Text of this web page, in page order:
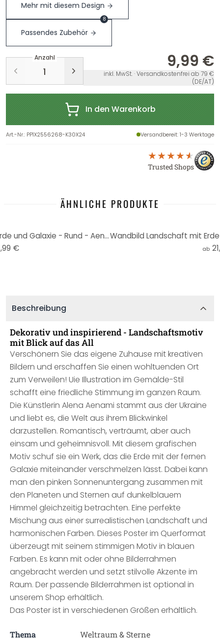
Mehr mit diesem Design
Passendes Zubehör
8
Anzahl 9,99 €
inkl. MwSt. · Versandkostenfrei ab 79 €
(DE/AT)
In den Warenkorb
Art.-Nr.: PP1X2556268-K30X24 Versandbereit: 1-3 Werktage
Trusted Shops
ÄHNLICHE PRODUKTE
Wandtattoo Landschaft mit Erde und Galaxie - Rund - Aenami
€
ab
Beschreibung
Dekorativ und inspirierend - Landschaftsmotiv
mit Blick auf das All
Verschönern Sie das eigene Zuhause mit kreativen
Bildern und erschaffen Sie einen wohltuenden Ort
zum Verweilen! Uie Illustration im Gemälde-Stil
schafft eine friedliche Stimmung im ganzen Raum.
Die Künstlerin Alena Aenami stammt aus der Ukraine
und liebt es, die Welt aus ihrem Blickwinkel
darzustellen. Romantisch, verträumt, aber auch
einsam und geheimnisvoll. Mit diesem grafischen
Motiv schuf sie ein Werk, das die Erde mit der fernen
Galaxie miteinander verschmelzen lässt. Dabei kann
man den pinken Sonnenuntergang zusammen mit
den Planeten und Sternen auf dunkelblauem
Himmel gleichzeitig betrachten. Eine perfekte
Mischung aus einer surrealistischen Landschaft und
harmonischen Farben. Dieses Poster im Querformat
überzeugt mit seinem stimmigen Motiv in blauen
Farben. Es kann mit oder ohne Bilderrahmen
angebracht werden und setzt stilvolle Akzente im
Raum. Der passende Bilderrahmen ist optional in
unserem Shop erhältlich.
Das Poster ist in verschiedenen Größen erhältlich.
Thema Weltraum & Sterne